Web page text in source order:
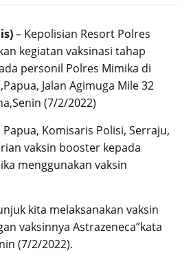
– Kepolisian Resort Polres
kegiatan vaksinasi tahap
personil Polres Mimika di
Jalan Agimuga Mile 32
(7/2/2022)
Komisaris Polisi, Serraju,
vaksin booster kepada
menggunakan vaksin
kita melaksanakan vaksin
vaksinnya Astrazeneca”kata
(7/2/2022).